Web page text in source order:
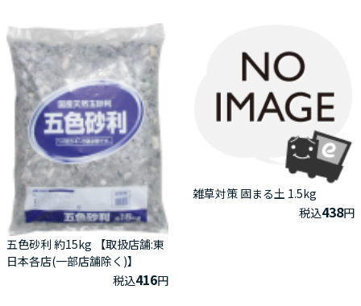
五色砂利 約15kg 【取扱店舗:東
日本各店(一部店舗除く)】
税込416円
雑草対策 固まる土 1.5kg
税込438円